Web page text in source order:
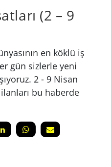
(2 – 9
en köklü iş
gün sizlerle yeni
2 - 9 Nisan
bu haberde